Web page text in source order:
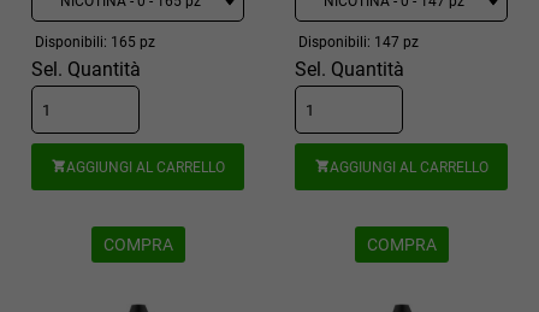
Disponibili: 165 pz
Sel. Quantità
AGGIUNGI AL CARRELLO
COMPRA
Disponibili: 147 pz
Sel. Quantità
AGGIUNGI AL CARRELLO
COMPRA